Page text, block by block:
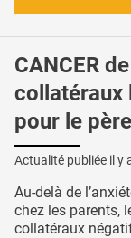
CANCER
collatéraux
pour le père
Actualité publiée il y
Au-delà de
chez les parents,
collatéraux